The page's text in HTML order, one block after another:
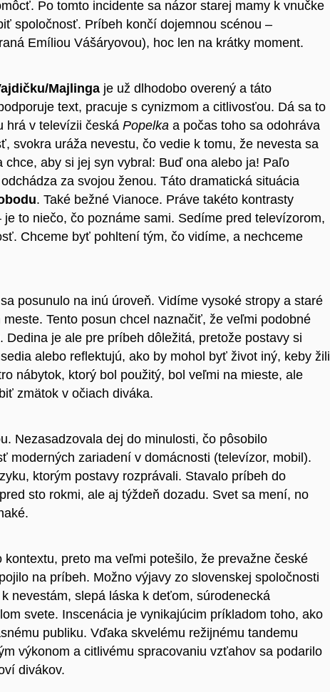
Po tomto incidente sa názor starej mamy k vnučke
spoločnosť. Príbeh končí dojemnou scénou –
Emíliou Vášáryovou), hoc len na krátky moment.
Majlinga je už dlhodobo overený a táto
text, pracuje s cynizmom a citlivosťou. Dá sa to
hrá v televízii česká Popelka a počas toho sa odohráva
svokra uráža nevestu, čo vedie k tomu, že nevesta sa
aby si jej syn vybral: Buď ona alebo ja! Paľo
za svojou ženou. Táto dramatická situácia
. Také bežné Vianoce. Práve takéto kontrasty
to niečo, čo poznáme sami. Sedíme pred televízorom,
Chceme byť pohltení tým, čo vidíme, a nechceme
posunulo na inú úroveň. Vidíme vysoké stropy a staré
Tento posun chcel naznačiť, že veľmi podobné
je ale pre príbeh dôležitá, pretože postavy si
alebo reflektujú, ako by mohol byť život iný, keby žili
nábytok, ktorý bol použitý, bol veľmi na mieste, ale
zmätok v očiach diváka.
Nezasadzovala dej do minulosti, čo pôsobilo
moderných zariadení v domácnosti (televízor, mobil).
ktorým postavy rozprávali. Stavalo príbeh do
sto rokmi, ale aj týždeň dozadu. Svet sa mení, no
preto ma veľmi potešilo, že prevažne české
na príbeh. Možno výjavy zo slovenskej spoločnosti
nevestám, slepá láska k deťom, súrodenecká
svete. Inscenácia je vynikajúcim príkladom toho, ako
publiku. Vďaka skvelému režijnému tandemu
výkonom a citlivému spracovaniu vzťahov sa podarilo
divákov.